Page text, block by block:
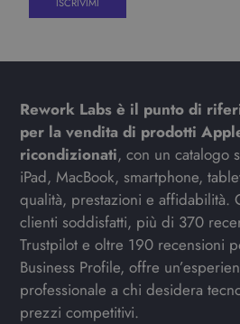
Rework Labs è il punto di
per la vendita di prodotti
ricondizionati, con un catalogo
iPad, MacBook, smartphone,
qualità, prestazioni e affidabilità.
clienti soddisfatti, più di 370
Trustpilot e oltre 190 recensioni
Business Profile, offre
professionale a chi desidera
prezzi competitivi.